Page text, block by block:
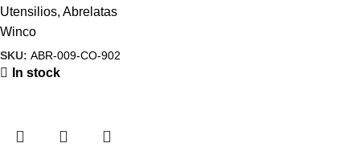
Utensilios, Abrelatas
Winco
SKU: ABR-009-CO-902
In stock